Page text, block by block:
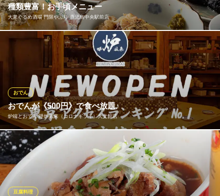
小料理 一久
ふぐ すっぽん
鹿児島市電（系統1）天文館通駅 徒歩4分
鹿児島県鹿児島市山之口町9-28 橋口ビル1F
種類豊富！お手頃メニュー
大衆ぐるめ酒場 門限やぶり 鹿児島中央駅前店
お酒に合うおでんやおつまみをリーズナブルな価格でお楽しみく
ださい！ 一品 180円(税込)から
大衆ぐるめ酒場 門限やぶり 鹿児島中央駅前店
鹿児島 和風バル 個室
鹿児島市電（系統2）高見橋駅 徒歩4分
鹿児島県鹿児島市西田2-11-6
おでんが《500円》で食べ放題♪
炉端とおでん 呼炉凪来（コロナギライ）天文館店
おでん
新宿駅チカ!!炉端とおでんの居酒屋『炉端とおでん 』が3月15日N
EW OPEN♪日本初◎なんとワンコインでおでんが食べ放題！！
炉端とおでん 呼炉凪来（コロナギライ）天文館店
天文館 居酒屋 個室
豆腐料理